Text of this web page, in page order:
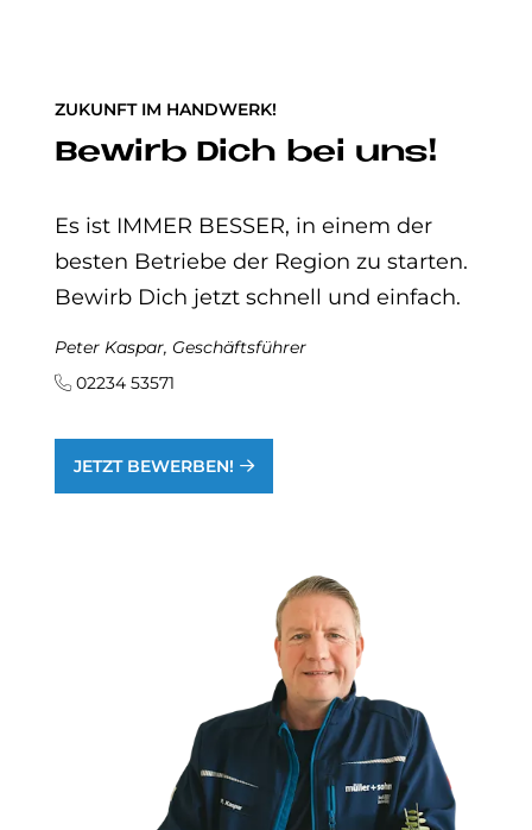
ZUKUNFT IM HANDWERK!
Be­wirb Dich bei uns!
Es ist IMMER BESSER, in einem der
besten Betriebe der Region zu starten.
Bewirb Dich jetzt schnell und einfach.
Peter Kaspar, Geschäftsführer
02234 53571
JETZT BEWERBEN!